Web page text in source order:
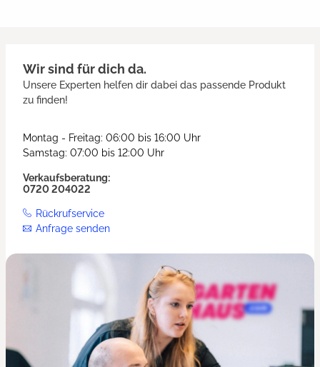
Wir sind für dich da.
Unsere Experten helfen dir dabei das passende Produkt
zu finden!
Montag - Freitag: 06:00 bis 16:00 Uhr
Samstag: 07:00 bis 12:00 Uhr
Verkaufsberatung:
0720 204022
Rückrufservice
Anfrage senden